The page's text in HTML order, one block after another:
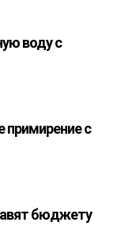
воду с
примирение с
бюджету